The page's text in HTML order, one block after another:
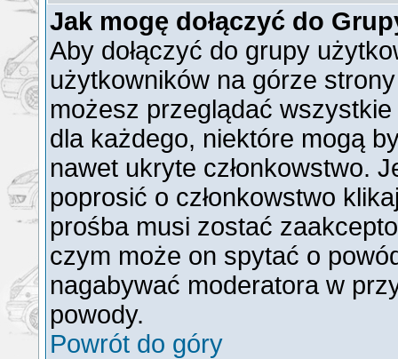
Jak mogę dołączyć do
Aby dołączyć do grupy
użytkowników na górze
możesz przeglądać
dla każdego, niektóre mogą
nawet ukryte członkowstwo.
poprosić o członkowstwo
prośba musi zostać
czym może on spytać o
nagabywać moderatora w
powody.
Powrót do góry